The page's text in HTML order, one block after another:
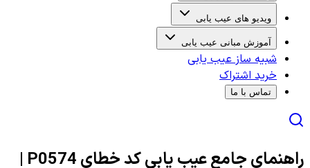
ویدیو های عیب یابی
آموزش مبانی عیب یابی
شبیه ساز عیب یابی
خرید اشتراک
تماس با ما
راهنمای جامع عیب یابی کد خطای P0574 |